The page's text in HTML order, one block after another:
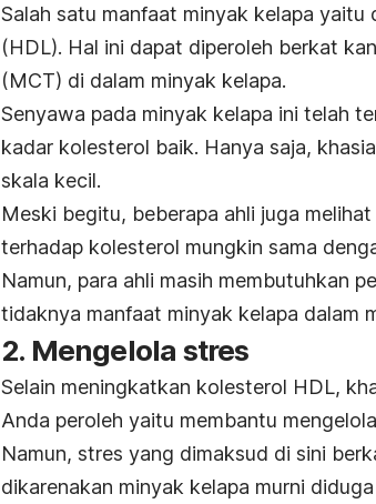
Salah satu manfaat minyak kelapa
(HDL). Hal ini dapat diperoleh berkat
(MCT) di dalam minyak kelapa.
Senyawa pada minyak kelapa ini telah
kadar kolesterol baik. Hanya saja,
skala kecil.
Meski begitu, beberapa ahli juga
terhadap kolesterol mungkin sama
Namun, para ahli masih membutuhkan
tidaknya manfaat minyak kelapa dalam
2. Mengelola stres
Selain meningkatkan kolesterol HDL,
Anda peroleh yaitu membantu
Namun, stres yang dimaksud di sini
dikarenakan minyak kelapa murni